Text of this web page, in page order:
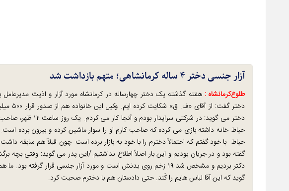
آزار جنسی دختر ۴ ساله کرمانشاهی؛ متهم بازداشت شد
طلوع‌‌کرمانشاه : هفته گذشته یک دختر چهارساله در کرمانشاه مورد آزار و اذیت
دختر
دختر می گوید: در شرکتی
حیاط خانه داشته بازی می کرده که صاحب کارم او را سوار ماشین کرده و بیرون برده
حیاط. با خود گفتم که احتمالاً دخترم را با خود به بازار برده است. چون قبلاً هم سابقه داشت
گفته بود و در جریان بودیم و این بار اصلاً اطلاع نداشتیم./این پدر می گوید: وقتی
دکتر بردیم و مشخص شد ۱۹ زخم روی بدنش است و مورد آزار جنسی قرار
گوید که این آقا لباس هایم را کَند. حتی دادستان هم با دخترم صحبت کرد.